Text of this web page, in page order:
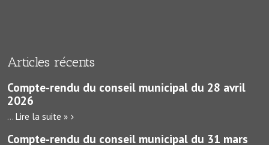
Articles récents
Compte-rendu du conseil municipal du 28 avril
2026
... Lire la suite »
Compte-rendu du conseil municipal du 31 mars